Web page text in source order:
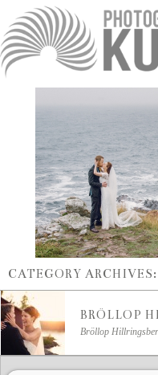
CATEGORY ARCHIVES: